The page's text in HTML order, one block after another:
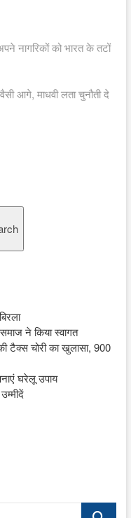
नागरिकों को भारत के तटों
आगे, माधवी लता चुनौती दे
ने किया स्वागत
टैक्स चोरी का खुलासा, 900
घरेलू उपाय
Search